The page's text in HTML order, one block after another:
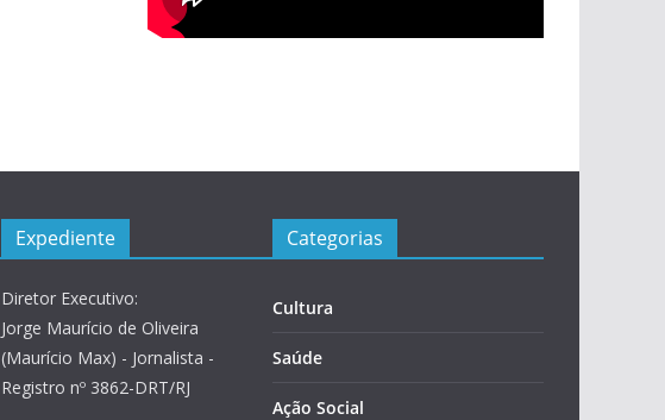
Expediente
Diretor Executivo:
Jorge Maurício de Oliveira
(Maurício Max) - Jornalista -
Registro nº 3862-DRT/RJ
Categorias
Cultura
Saúde
Ação Social